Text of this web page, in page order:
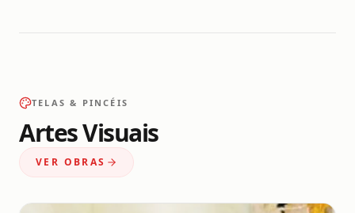
TELAS & PINCÉIS
Artes Visuais
VER OBRAS